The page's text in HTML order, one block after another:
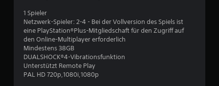
e
1 Spieler
Netzwerk-Spieler: 2-4 - Bei der Vollversion des Spiels ist
eine PlayStation®Plus-Mitgliedschaft für den Zugriff auf
den Online-Multiplayer erforderlich
Mindestens 38GB
DUALSHOCK®4-Vibrationsfunktion
Unterstützt Remote Play
PAL HD 720p,1080i,1080p